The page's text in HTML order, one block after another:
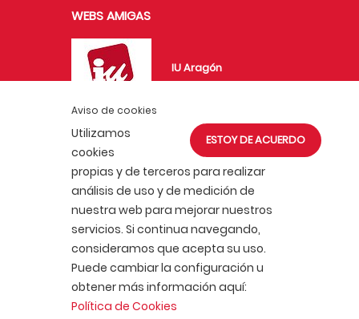
Aviso de cookies
ESTOY DE ACUERDO
Utilizamos
cookies
propias y de terceros para realizar
análisis de uso y de medición de
nuestra web para mejorar nuestros
servicios. Si continua navegando,
consideramos que acepta su uso.
Puede cambiar la configuración u
obtener más información aquí:
Política de Cookies
WEBS AMIGAS
IU Aragón
UJCE en Aragón
ACTUALIDAD
AFÍLIATE
POLÍTICA DE PRIVACIDAD
AVISO LEGAL